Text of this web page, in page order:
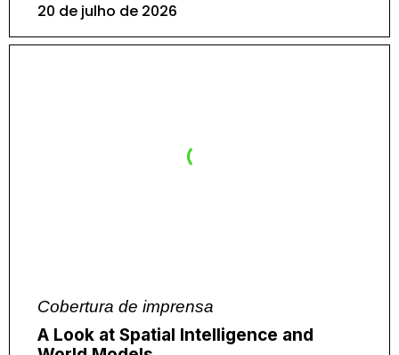
20 de julho de 2026
Cobertura de imprensa
A Look at Spatial Intelligence and